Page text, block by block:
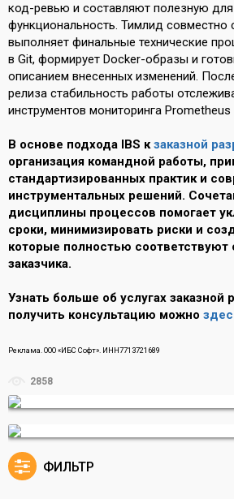
код-ревью и составляют полезную для
функциональность. Тимлид совместно
выполняет финальные технические
в Git, формирует Docker-образы и
описанием внесенных изменений.
релиза стабильность работы
инструментов мониторинга Prometheus
В основе подхода IBS кзаказной
организация командной работы,
стандартизированных практик и
инструментальных решений.
дисциплины процессов помогает
сроки, минимизировать риски и
которые полностью
заказчика.
Узнать больше об услугах заказной
получить консультацию можно
Реклама. ООО «ИБС Софт». ИНН7713721689
2858
ФИЛЬТР